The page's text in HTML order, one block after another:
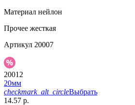
Материал нейлон
Прочее жесткая
Артикул 20007
20012
20мм
checkmark_alt_circleВыбрать
14.57 р.